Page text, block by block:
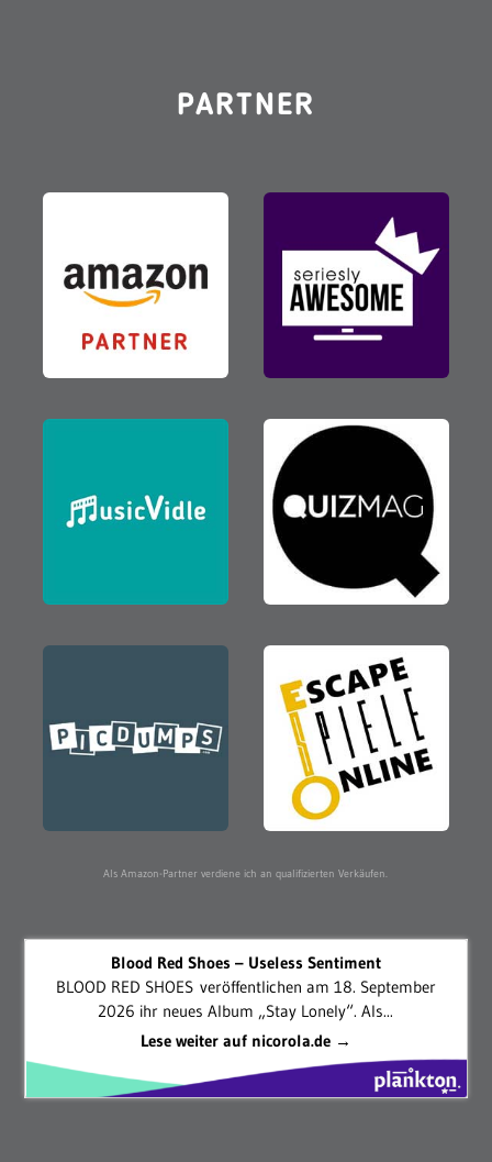
PARTNER
Als Amazon-Partner verdiene ich an qualifizierten Verkäufen.
Blood Red Shoes – Useless Sentiment
BLOOD RED SHOES veröffentlichen am 18. September
2026 ihr neues Album „Stay Lonely“. Als...
Lese weiter auf nicorola.de →